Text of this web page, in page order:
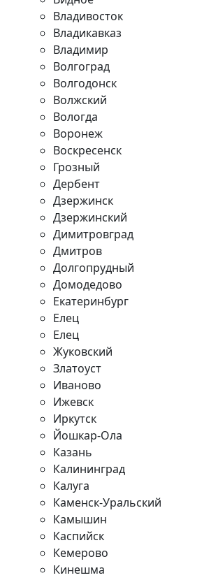
Владивосток
Владикавказ
Владимир
Волгоград
Волгодонск
Волжский
Вологда
Воронеж
Воскресенск
Грозный
Дербент
Дзержинск
Дзержинский
Димитровград
Дмитров
Долгопрудный
Домодедово
Екатеринбург
Елец
Елец
Жуковский
Златоуст
Иваново
Ижевск
Иркутск
Йошкар-Ола
Казань
Калининград
Калуга
Каменск-Уральский
Камышин
Каспийск
Кемерово
Кинешма